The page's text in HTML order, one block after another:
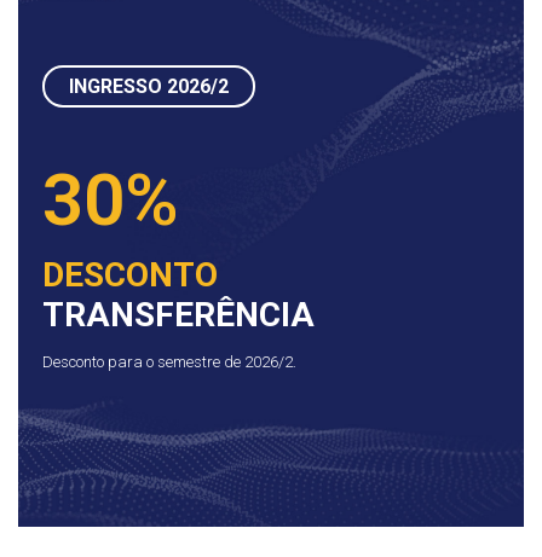
INGRESSO 2026/2
30%
DESCONTO
TRANSFERÊNCIA
Desconto para o semestre de 2026/2.